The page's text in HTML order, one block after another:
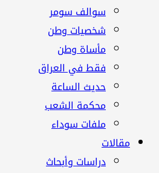
سوالف سومر
شخصيات وطن
مأساة وطن
فقط في العراق
حديث الساعة
محكمة الشعب
ملفات سوداء
مقالات
دراسات وأبحاث